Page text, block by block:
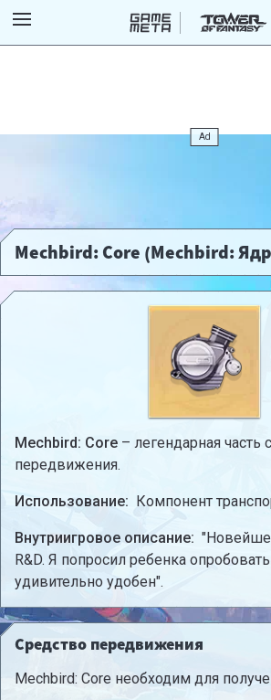
Mechbird: Core (Mechbird:
Mechbird: Core – легендарная часть
передвижения.
Использование: Компонент
Внутриигровое описание:
R&D. Я попросил ребенка
удивительно удобен".
Средство передвижения
Mechbird: Core необходим для